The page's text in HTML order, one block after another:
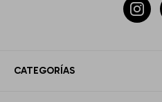
CATEGORÍAS
